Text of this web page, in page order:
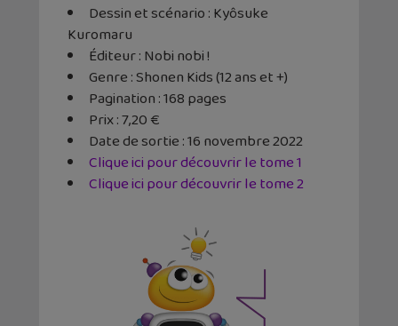
Dessin et scénario : Kyôsuke
Kuromaru
Éditeur : Nobi nobi !
Genre : Shonen Kids (12 ans et +)
Pagination : 168 pages
Prix : 7,20 €
Date de sortie : 16 novembre 2022
Clique ici pour découvrir le tome 1
Clique ici pour découvrir le tome 2